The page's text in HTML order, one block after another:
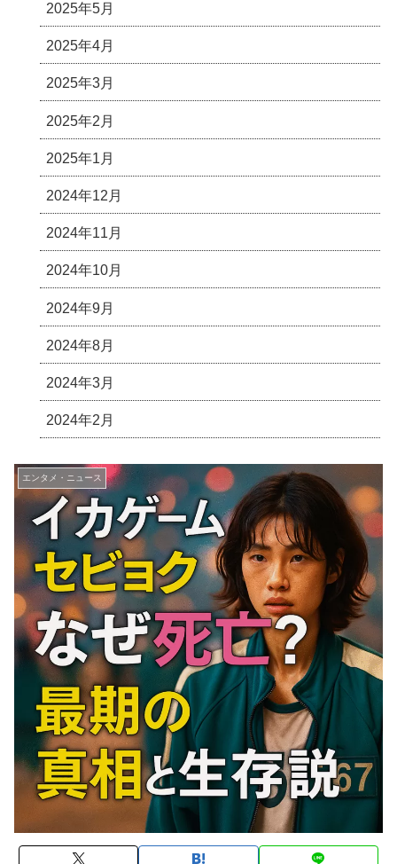
2025年5月
2025年4月
2025年3月
2025年2月
2025年1月
2024年12月
2024年11月
2024年10月
2024年9月
2024年8月
2024年3月
2024年2月
エンタメ・ニュース